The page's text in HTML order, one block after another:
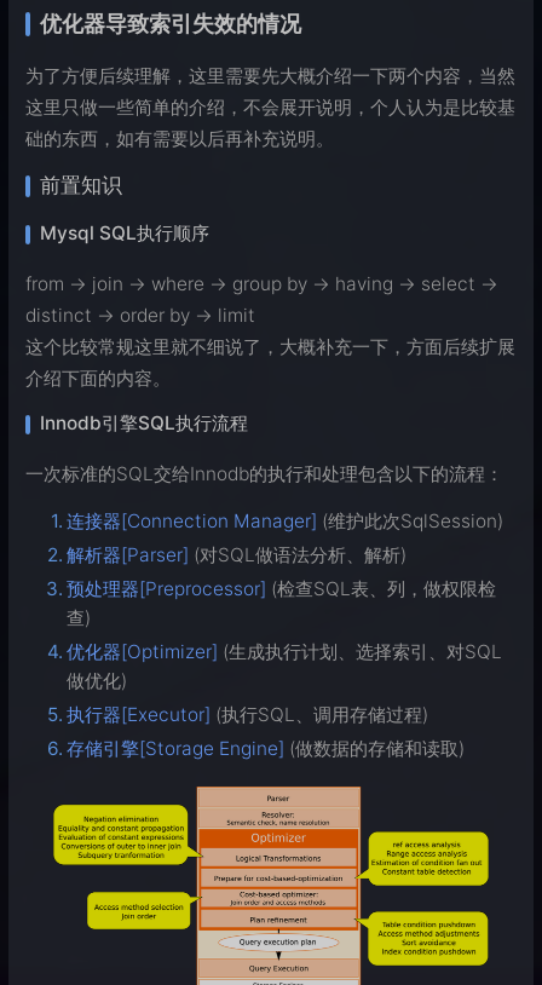
优化器导致索引失效的情况
为了方便后续理解，这里需要先大概介绍一下两个内容，当然
这里只做一些简单的介绍，不会展开说明，个人认为是比较基
础的东西，如有需要以后再补充说明。
前置知识
Mysql SQL执行顺序
from -> join -> where -> group by -> having -> select ->
distinct -> order by -> limit
这个比较常规这里就不细说了，大概补充一下，方面后续扩展
介绍下面的内容。
Innodb引擎SQL执行流程
一次标准的SQL交给Innodb的执行和处理包含以下的流程：
连接器[Connection Manager] (维护此次SqlSession)
解析器[Parser] (对SQL做语法分析、解析)
预处理器[Preprocessor] (检查SQL表、列，做权限检
查)
优化器[Optimizer] (生成执行计划、选择索引、对SQL
做优化)
执行器[Executor] (执行SQL、调用存储过程)
存储引擎[Storage Engine] (做数据的存储和读取)